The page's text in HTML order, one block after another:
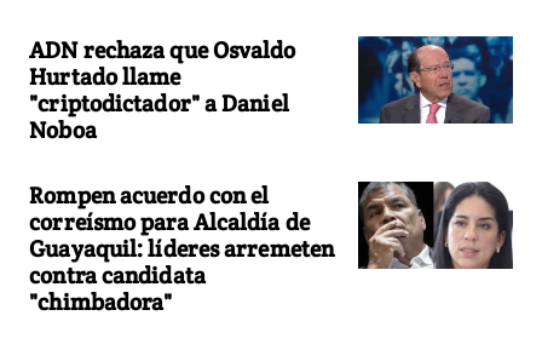
ADN rechaza que Osvaldo
Hurtado llame
"criptodictador" a Daniel
Noboa
Rompen acuerdo con el
correísmo para Alcaldía de
Guayaquil: líderes arremeten
contra candidata
"chimbadora"